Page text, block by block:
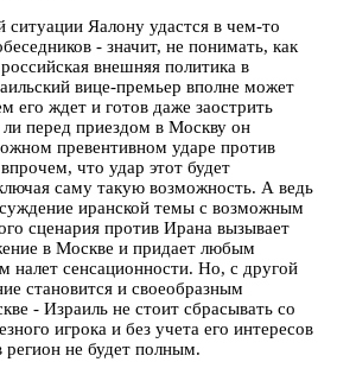
ситуации Яалону удастся в чем-то
- значит, не понимать, как
внешняя политика в
вице-премьер вполне может
его ждет и готов даже заострить
перед приездом в Москву он
превентивном ударе против
что удар этот будет
саму такую возможность. А ведь
иранской темы с возможным
сценария против Ирана вызывает
в Москве и придает любым
налет сенсационности. Но, с другой
становится и своеобразным
- Израиль не стоит сбрасывать со
игрока и без учета его интересов
регион не будет полным.